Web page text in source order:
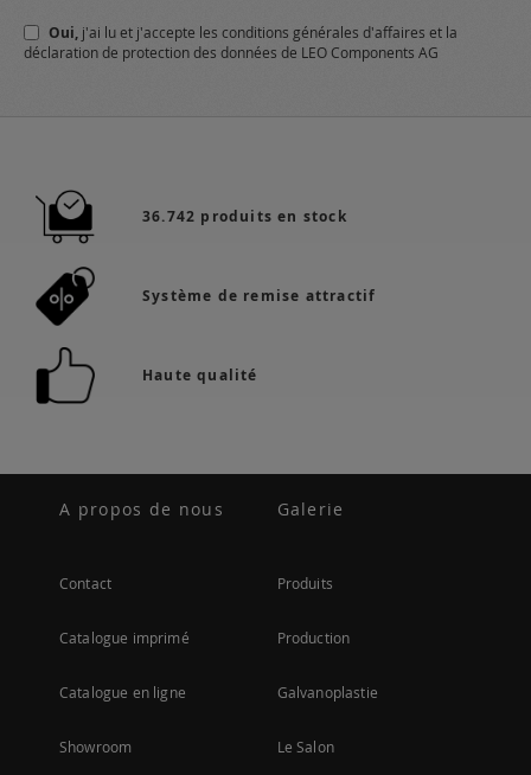
:
Oui, j'ai lu et j'accepte les conditions générales d'affaires et la
déclaration de protection des données de LEO Components AG
36.742 produits en stock
Système de remise attractif
Haute qualité
A propos de nous
Contact
Catalogue imprimé
Catalogue en ligne
Showroom
Galerie
Produits
Production
Galvanoplastie
Le Salon